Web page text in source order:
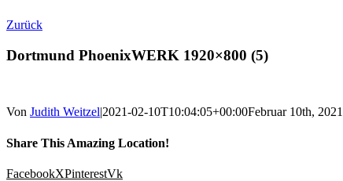
Zurück
Dortmund PhoenixWERK 1920×800 (5)
Von Judith Weitzel|2021-02-10T10:04:05+00:00Februar 10th, 2021
Share This Amazing Location!
FacebookXPinterestVk